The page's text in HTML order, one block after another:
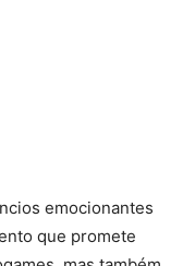
emocionantes
que promete